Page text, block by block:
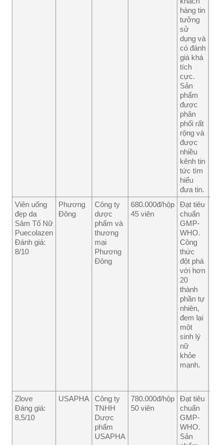
hàng tin
tưởng
sử
dụng và
có đánh
giá khá
tích
cực.
Sản
phẩm
được
phân
phối rất
rộng và
được
nhiều
kênh tin
tức tìm
hiểu
đưa tin.
Viên uống
đẹp da
Sâm Tố Nữ
Puecolazen
Đánh giá:
8/10
Phương
Đông
Công ty
dược
phẩm và
thương
mại
Phương
Đông
680.000đ/hộp
45 viên
Đạt tiêu
chuẩn
GMP-
WHO.
Công
thức
đột phá
với hơn
20
thành
phần tự
nhiên,
đem lại
một
sinh lý
nữ
khỏe
mạnh.
Zlove
Đáng giá:
8,5/10
USAPHA
Công ty
TNHH
Dược
phẩm
USAPHA
780.000đ/hộp
50 viên
Đạt tiêu
chuẩn
GMP-
WHO.
Sản